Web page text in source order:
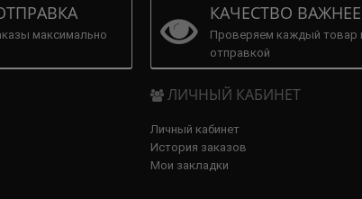
максимально
КАЧЕСТВО ВАЖНЕЕ
Проверяем каждый товар
отправкой
ЛИЧНЫЙ КАБИНЕТ
Личный кабинет
История заказов
Мои закладки